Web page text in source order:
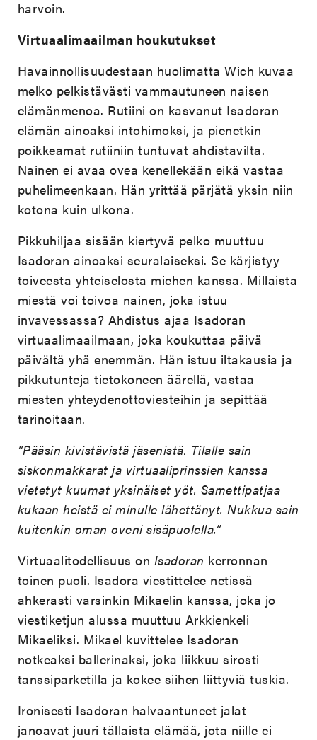
harvoin.
Virtuaalimaailman houkutukset
Havainnollisuudestaan huolimatta Wich kuvaa
melko pelkistävästi vammautuneen naisen
elämänmenoa. Rutiini on kasvanut Isadoran
elämän ainoaksi intohimoksi, ja pienetkin
poikkeamat rutiiniin tuntuvat ahdistavilta.
Nainen ei avaa ovea kenellekään eikä vastaa
puhelimeenkaan. Hän yrittää pärjätä yksin niin
kotona kuin ulkona.
Pikkuhiljaa sisään kiertyvä pelko muuttuu
Isadoran ainoaksi seuralaiseksi. Se kärjistyy
toiveesta yhteiselosta miehen kanssa. Millaista
miestä voi toivoa nainen, joka istuu
invavessassa? Ahdistus ajaa Isadoran
virtuaalimaailmaan, joka koukuttaa päivä
päivältä yhä enemmän. Hän istuu iltakausia ja
pikkutunteja tietokoneen äärellä, vastaa
miesten yhteydenottoviesteihin ja sepittää
tarinoitaan.
”Pääsin kivistävistä jäsenistä. Tilalle sain
siskonmakkarat ja virtuaaliprinssien kanssa
vietetyt kuumat yksinäiset yöt. Samettipatjaa
kukaan heistä ei minulle lähettänyt. Nukkua sain
kuitenkin oman oveni sisäpuolella.”
Virtuaalitodellisuus on Isadoran kerronnan
toinen puoli. Isadora viestittelee netissä
ahkerasti varsinkin Mikaelin kanssa, joka jo
viestiketjun alussa muuttuu Arkkienkeli
Mikaeliksi. Mikael kuvittelee Isadoran
notkeaksi ballerinaksi, joka liikkuu sirosti
tanssiparketilla ja kokee siihen liittyviä tuskia.
Ironisesti Isadoran halvaantuneet jalat
janoavat juuri tällaista elämää, jota niille ei